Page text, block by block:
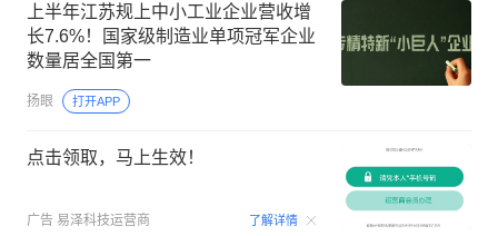
上半年江苏规上中小工业企业营收增
长7.6%！国家级制造业单项冠军企业
数量居全国第一
扬眼 打开APP
点击领取，马上生效！
广告 易泽科技运营商 了解详情